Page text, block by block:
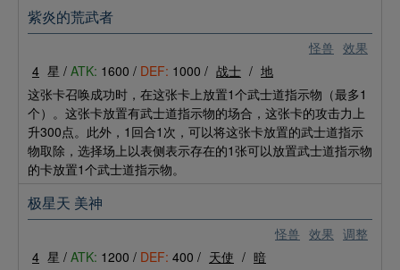
怪兽 效果
紫炎的荒武者
4 星 / ATK: 1600 / DEF: 1000 / 战士 / 地
这张卡召唤成功时，在这张卡上放置1个武士道指示物（最多1
个）。这张卡放置有武士道指示物的场合，这张卡的攻击力上
升300点。此外，1回合1次，可以将这张卡放置的武士道指示
物取除，选择场上以表侧表示存在的1张可以放置武士道指示物
的卡放置1个武士道指示物。
怪兽 效果 调整
极星天 美神
4 星 / ATK: 1200 / DEF: 400 / 天使 / 暗